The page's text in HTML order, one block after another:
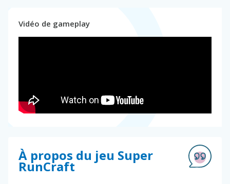
Vidéo de gameplay
À propos du jeu Super
RunCraft